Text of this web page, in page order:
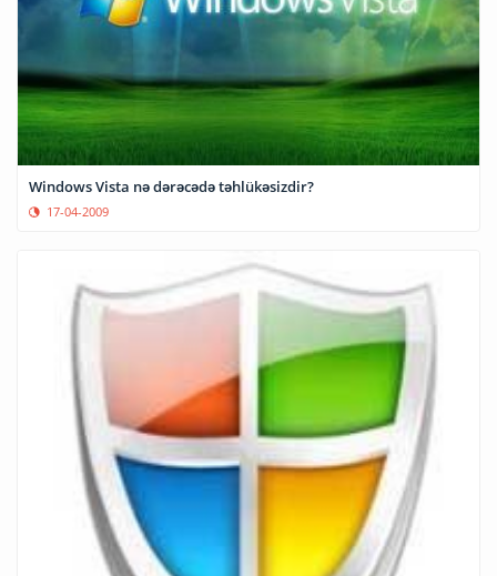
Windows Vista nə dərəcədə təhlükəsizdir?
17-04-2009